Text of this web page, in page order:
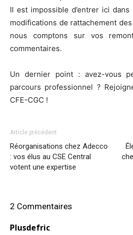
Il est impossible d’entrer ici
modifications de rattachement
nous comptons sur vos
commentaires.
Un dernier point : avez-vous
parcours professionnel ?
CFE-CGC !
Article précédent
Réorganisations chez Adecco
: vos élus au CSE Central
votent une expertise
2 Commentaires
Plusdefric